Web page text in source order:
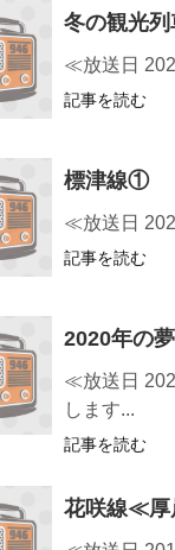
冬の観光列
≪放送日
記事を読む
標津線①
≪放送日
記事を読む
2020年の夢
≪放送日
します...
記事を読む
花咲線≪厚